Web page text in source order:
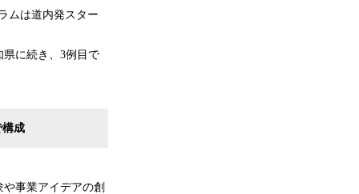
ムは道内発スター
に続き、3例目で
構成
事業アイデアの創